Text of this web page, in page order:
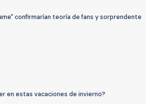
confirmarían teoría de fans y sorprendente
en estas vacaciones de invierno?